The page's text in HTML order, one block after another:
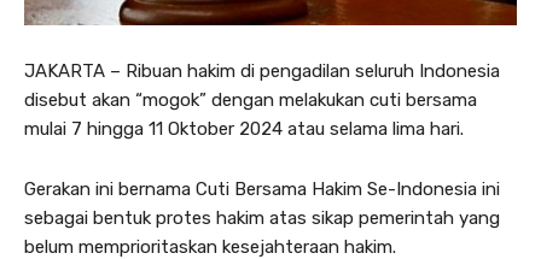
JAKARTA – Ribuan hakim di pengadilan seluruh Indonesia
disebut akan “mogok” dengan melakukan cuti bersama
mulai 7 hingga 11 Oktober 2024 atau selama lima hari.
Gerakan ini bernama Cuti Bersama Hakim Se-Indonesia ini
sebagai bentuk protes hakim atas sikap pemerintah yang
belum memprioritaskan kesejahteraan hakim.